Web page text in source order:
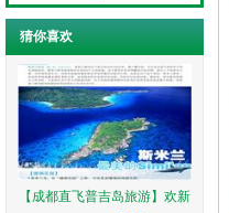
猜你喜欢
【成都直飞普吉岛旅游】欢新